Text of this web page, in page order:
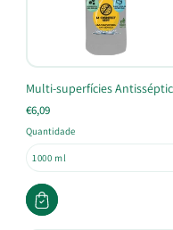
Multi-superfícies
€6,09
Quantidade